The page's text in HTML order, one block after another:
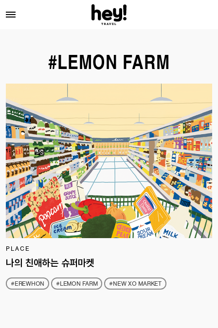
#LEMON FARM
PLACE
나의 친애하는 슈퍼마켓
#EREWHON #LEMON FARM #NEW XO MARKET